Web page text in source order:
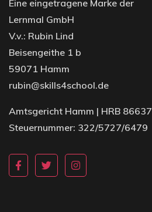
Eine eingetragene Marke der
Lernmal GmbH
V.v.: Rubin Lind
Beisengeithe 1 b
59071 Hamm
rubin@skills4school.de
Amtsgericht Hamm | HRB 86637
Steuernummer: 322/5727/6479